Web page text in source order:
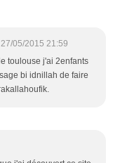
27/05/2015 21:59
toulouse j'ai 2enfants
bi idnillah de faire